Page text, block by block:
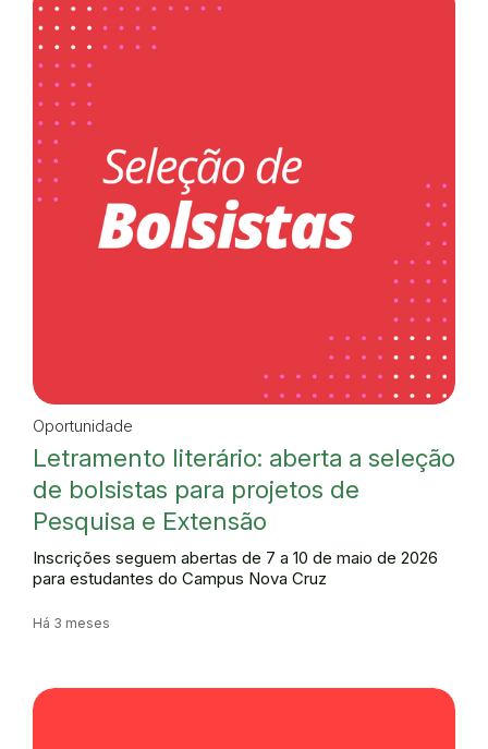
Oportunidade
Letramento literário: aberta a seleção
de bolsistas para projetos de
Pesquisa e Extensão
Inscrições seguem abertas de 7 a 10 de maio de 2026
para estudantes do Campus Nova Cruz
Há 3 meses